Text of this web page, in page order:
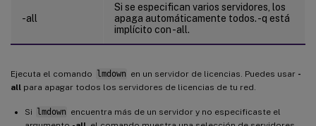
-all
Si se especifican varios servidores, los
apaga automáticamente todos. -q está
implícito con -all.
Ejecuta el comando lmdown en un servidor de licencias. Puedes usar -
all para apagar todos los servidores de licencias de tu red.
Si lmdown encuentra más de un servidor y no especificaste el